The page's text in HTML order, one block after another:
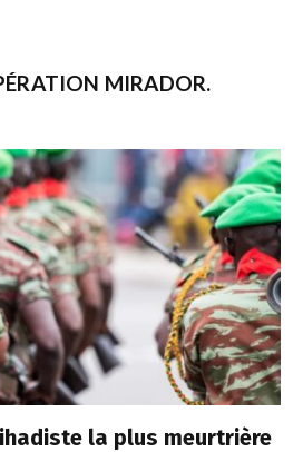
MIRADOR.
la plus meurtrière